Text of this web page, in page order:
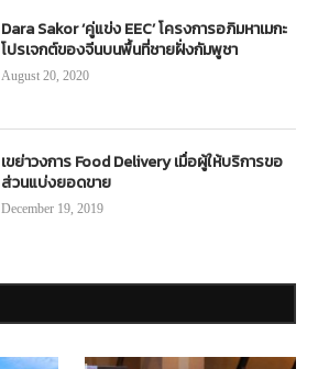
Dara Sakor ‘คู่แข่ง EEC’ โครงการอภิมหาเมกะ
โปรเจกต์ของจีนบนพื้นที่ชายฝั่งกัมพูชา
August 20, 2020
เขย่าวงการ Food Delivery เมื่อผู้ให้บริการขอ
ส่วนแบ่งยอดขาย
December 19, 2019